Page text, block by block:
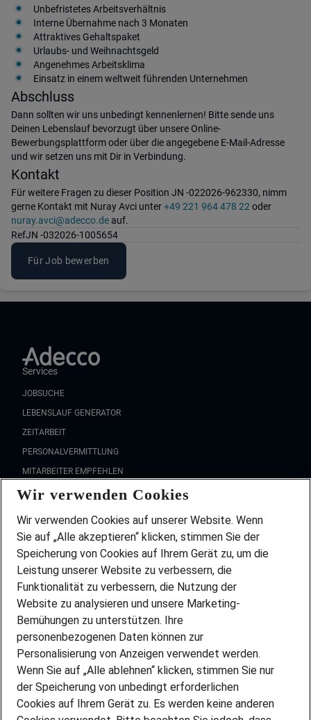
Unbefristetes Arbeitsverhältnis
Interne Übernahme nach 3 Monaten
Attraktives Gehaltspaket
Urlaubs- und Weihnachtsgeld
Angenehmes Arbeitsklima
Einsatz in einem weltweit führenden Unternehmen
Abschluss
Dann sollten wir uns unbedingt kennenlernen! Bitte sende uns
Deinen Lebenslauf bevorzugt über unsere Online-
Bewerbungsplattform oder über die angegebene E-Mail-Adresse
und wir setzen uns mit Dir in Verbindung.
Kontakt
Für weitere Fragen zu dieser Position JN -022026-962330, nimm
gerne Kontakt mit Nuray Avci unter+49 221 964 478 22 oder
nuray.avci@adecco.deauf.
RefJN -032026-1005654
Für Job bewerben
Services
JOBSUCHE
LEBENSLAUF GENERATOR
ZEITARBEIT
PERSONALVERMITTLUNG
MITARBEITER EMPFEHLEN
FAQ
Wir stellen ein!
DEINE BERUFSGRUPPE
DEINE LEBENSSITUATION
PARTNERSHIP WITH AIRBUS
INITIATIV BEWERBEN
ÜBER UNS
STANDORTE
BLOG
PRESSE
Wir verwenden Cookies
Wir verwenden Cookies auf unserer Website. Wenn
Sie auf „Alle akzeptieren“ klicken, stimmen Sie der
Speicherung von Cookies auf Ihrem Gerät zu, um die
Leistung unserer Website zu verbessern, die
Funktionalität zu verbessern, die Nutzung der
Website zu analysieren und unsere Marketing-
Bemühungen zu unterstützen. Ihre
personenbezogenen Daten können zur
Personalisierung von Anzeigen verwendet werden.
Wenn Sie auf „Alle ablehnen“ klicken, stimmen Sie nur
der Speicherung von unbedingt erforderlichen
Cookies auf Ihrem Gerät zu. Es werden keine anderen